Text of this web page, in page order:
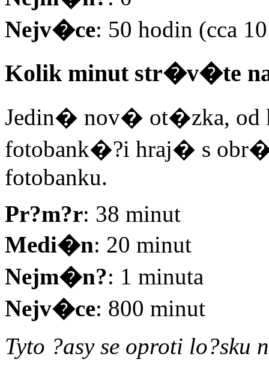
Nejv�ce: 50 hodin (cca
Kolik minut str�v�te
Jedin� nov� ot�zka, od
fotobank�?i hraj� s
fotobanku.
Pr?m?r: 38 minut
Medi�n: 20 minut
Nejm�n?: 1 minuta
Nejv�ce: 800 minut
Tyto ?asy se oproti lo?sku